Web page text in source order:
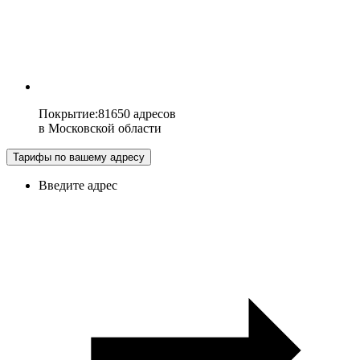
Покрытие:81650 адресов
в Московской области
Тарифы по вашему адресу
Введите адрес